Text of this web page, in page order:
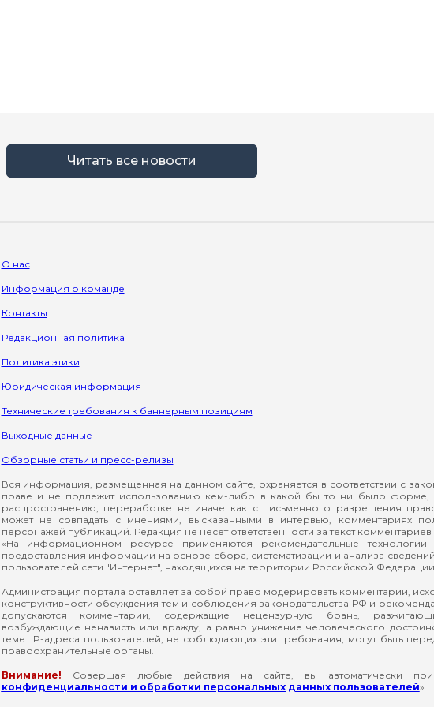
Читать все новости
О нас
Информация о команде
Контакты
Редакционная политика
Политика этики
Юридическая информация
Технические требования к баннерным позициям
Выходные данные
Обзорные статьи и пресс-релизы
Вся информация, размещенная на данном сайте, охраняется в соответствии с
праве и не подлежит использованию кем-либо в какой бы то ни было форме,
распространению, переработке не иначе как с письменного разрешения
может не совпадать с мнениями, высказанными в интервью, комментариях
персонажей публикаций. Редакция не несёт ответственности за текст комментариев
«На информационном ресурсе применяются рекомендательные технологии
предоставления информации на основе сбора, систематизации и анализа
пользователей сети "Интернет", находящихся на территории Российской
Администрация портала оставляет за собой право модерировать комментарии,
конструктивности обсуждения тем и соблюдения законодательства РФ и
допускаются комментарии, содержащие нецензурную брань,
возбуждающие ненависть или вражду, а равно унижение человеческого
теме. IP-адреса пользователей, не соблюдающих эти требования, могут быть
правоохранительные органы.
Внимание! Совершая любые действия на сайте, вы автоматически
конфиденциальности и обработки персональных данных пользователей»